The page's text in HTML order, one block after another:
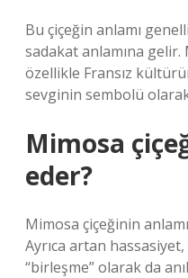
Bu çiçeğin anlamı
sadakat anlamına gelir.
özellikle Fransız
sevginin sembolü
Mimosa
eder?
Mimosa çiçeğinin anlamı
Ayrıca artan hassasiyet,
“birleşme” olarak da